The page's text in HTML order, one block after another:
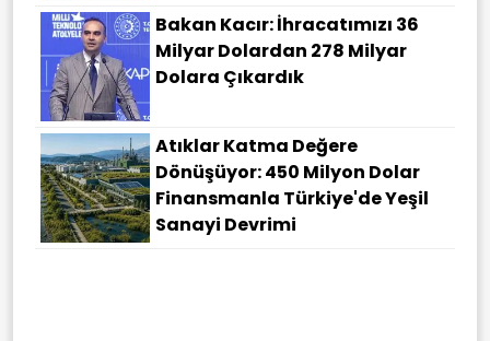
Bakan Kacır: İhracatımızı 36
Milyar Dolardan 278 Milyar
Dolara Çıkardık
Atıklar Katma Değere
Dönüşüyor: 450 Milyon Dolar
Finansmanla Türkiye'de Yeşil
Sanayi Devrimi